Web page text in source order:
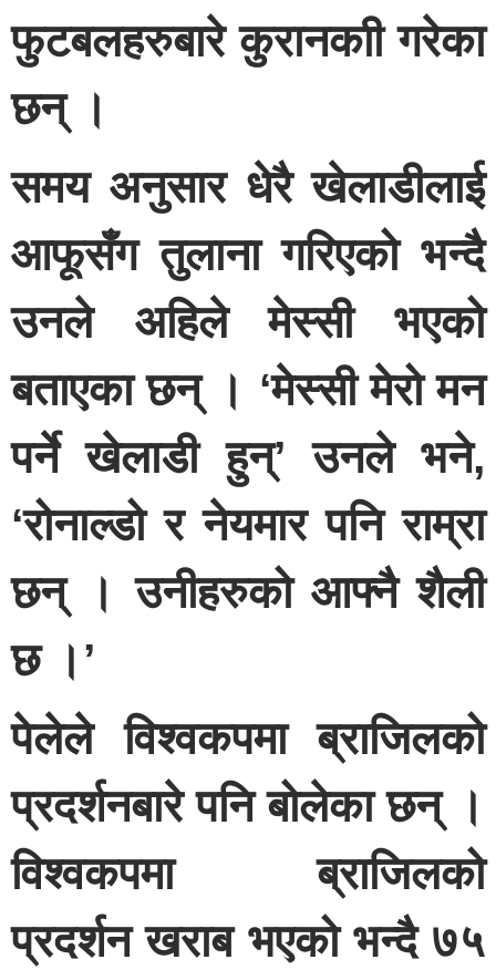
फुटबलहरुबारे कुरानकाी गरेका
छन् ।
समय अनुसार धेरै खेलाडीलाई
आफूसँग तुलाना गरिएको भन्दै
उनले अहिले मेस्सी भएको
बताएका छन् । ‘मेस्सी मेरो मन
पर्ने खेलाडी हुन्’ उनले भने,
‘रोनाल्डो र नेयमार पनि राम्रा
छन् । उनीहरुको आफ्नै शैली
छ ।’
पेलेले विश्वकपमा ब्राजिलको
प्रदर्शनबारे पनि बोलेका छन् ।
विश्वकपमा ब्राजिलको
प्रदर्शन खराब भएको भन्दै ७५